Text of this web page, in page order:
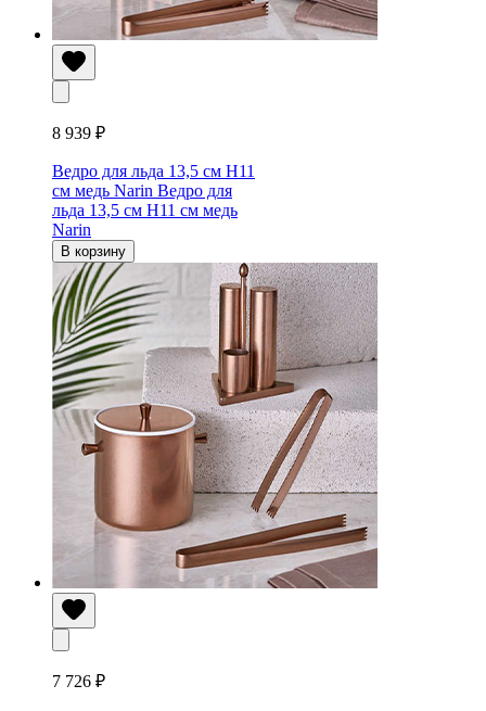
8 939 ₽
Ведро для льда 13,5 см H11
см медь Narin Ведро для
льда 13,5 см H11 см медь
Narin
В корзину
7 726 ₽